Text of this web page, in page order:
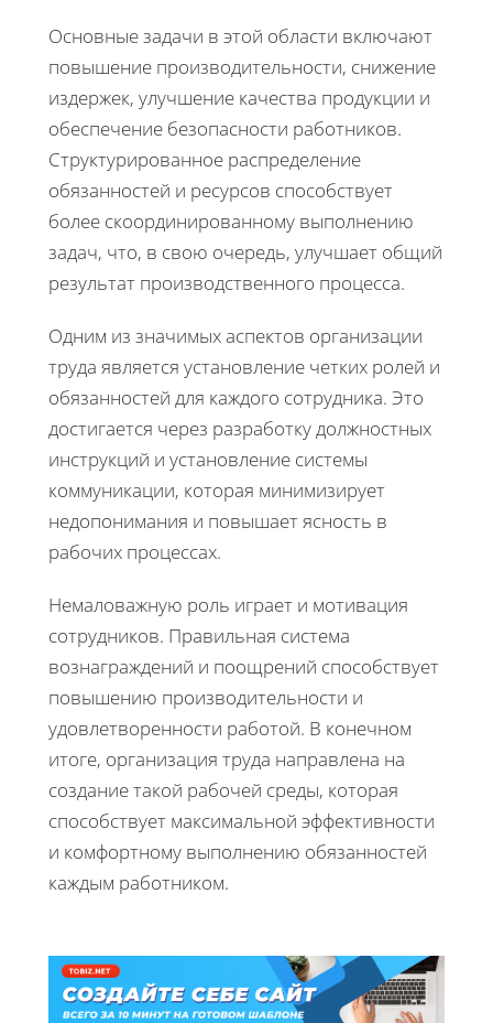
Основные задачи в этой области включают
повышение производительности, снижение
издержек, улучшение качества продукции и
обеспечение безопасности работников.
Структурированное распределение
обязанностей и ресурсов способствует
более скоординированному выполнению
задач, что, в свою очередь, улучшает общий
результат производственного процесса.
Одним из значимых аспектов организации
труда является установление четких ролей и
обязанностей для каждого сотрудника. Это
достигается через разработку должностных
инструкций и установление системы
коммуникации, которая минимизирует
недопонимания и повышает ясность в
рабочих процессах.
Немаловажную роль играет и мотивация
сотрудников. Правильная система
вознаграждений и поощрений способствует
повышению производительности и
удовлетворенности работой. В конечном
итоге, организация труда направлена на
создание такой рабочей среды, которая
способствует максимальной эффективности
и комфортному выполнению обязанностей
каждым работником.